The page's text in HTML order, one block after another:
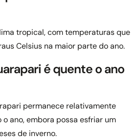
tropical, com temperaturas que
Celsius na maior parte do ano.
é quente o ano
permanece relativamente
ano, embora possa esfriar um
de inverno.